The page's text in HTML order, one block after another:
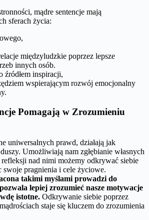
mądre sentencje mają
sferach życia:
międzyludzkie poprzez lepsze
innych osób.
źródłem inspiracji,
wspierającym rozwój emocjonalny
Pomagają w Zrozumieniu
uniwersalnych prawd, działają jak
Umożliwiają nam zgłębianie własnych
nad nimi możemy odkrywać siebie
pragnienia i cele życiowe.
takimi myślami prowadzi do
lepiej zrozumieć nasze motywacje
istotne. Odkrywanie siebie poprzez
staje się kluczem do zrozumienia